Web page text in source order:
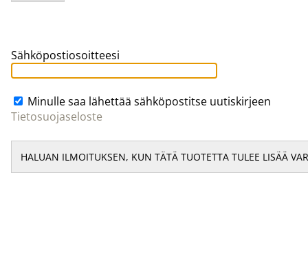
Sähköpostiosoitteesi
Minulle saa lähettää sähköpostitse uutiskirjeen
Tietosuojaseloste